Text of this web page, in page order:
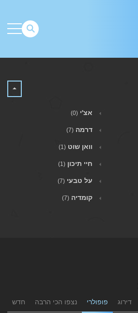
אצ'י (0)
דרמה (7)
וואן שוט (1)
חיי תיכון (1)
על טבעי (7)
קומדיה (7)
דירוג פופולרי נצפו הכי הרבה חדש